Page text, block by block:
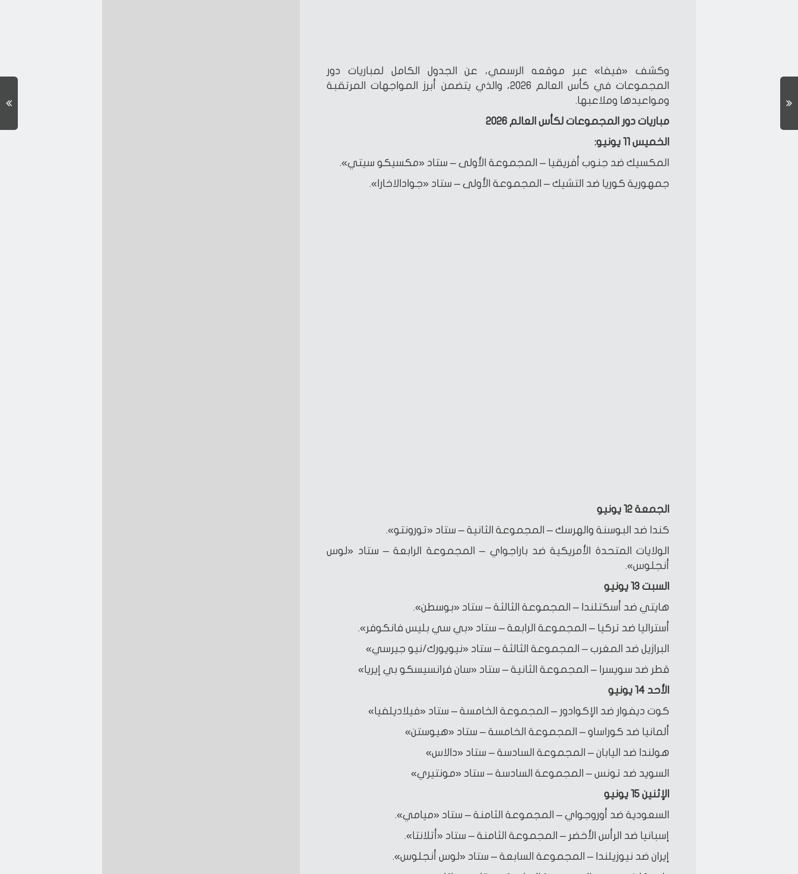
وكشف «فيفا» عبر موقعه الرسمي، عن الجدول الكامل لمباريات دور
المجموعات في كأس العالم 2026، والذي يتضمن أبرز المواجهات المرتقبة
ومواعيدها وملاعبها.
مباريات دور المجموعات لكأس العالم 2026
الخميس 11 يونيو:
المكسيك ضد جنوب أفريقيا – المجموعة الأولى – ستاد «مكسيكو سيتي».
جمهورية كوريا ضد التشيك – المجموعة الأولى – ستاد «جوادالاخارا».
الجمعة 12 يونيو
كندا ضد البوسنة والهرسك – المجموعة الثانية – ستاد «تورونتو».
الولايات المتحدة الأمريكية ضد باراجواي – المجموعة الرابعة – ستاد «لوس
أنجلوس».
السبت 13 يونيو
هايتي ضد أسكتلندا – المجموعة الثالثة – ستاد «بوسطن».
أستراليا ضد تركيا – المجموعة الرابعة – ستاد «بي سي بليس فانكوفر».
البرازيل ضد المغرب – المجموعة الثالثة – ستاد «نيويورك/نيو جيرسي»
قطر ضد سويسرا – المجموعة الثانية – ستاد «سان فرانسيسكو بي إيريا»
الأحد 14 يونيو
كوت ديفوار ضد الإكوادور – المجموعة الخامسة – ستاد «فيلاديلفيا»
ألمانيا ضد كوراساو – المجموعة الخامسة – ستاد «هيوستن»
هولندا ضد اليابان – المجموعة السادسة – ستاد «دالاس»
السويد ضد تونس – المجموعة السادسة – ستاد «مونتيري»
الإثنين 15 يونيو
السعودية ضد أوروجواي – المجموعة الثامنة – ستاد «ميامي».
إسبانيا ضد الرأس الأخضر – المجموعة الثامنة – ستاد «أتلانتا».
إيران ضد نيوزيلندا – المجموعة السابعة – ستاد «لوس أنجلوس».